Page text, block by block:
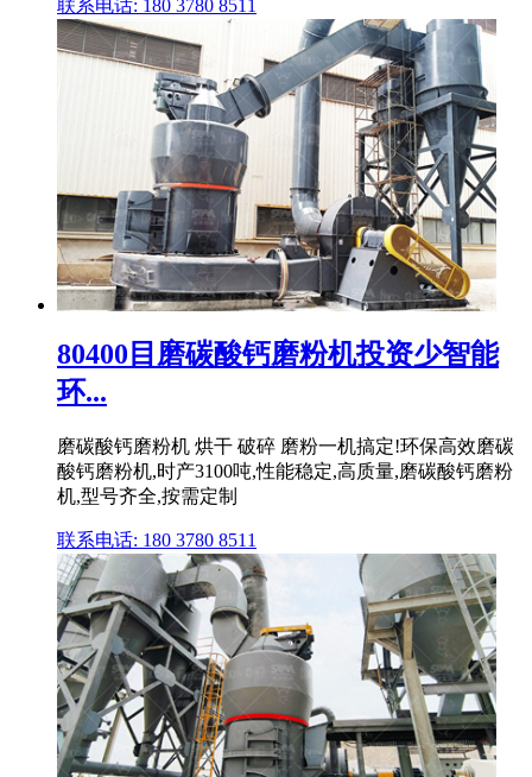
联系电话: 180 3780 8511
80400目磨碳酸钙磨粉机投资少智能
环...
磨碳酸钙磨粉机 烘干 破碎 磨粉一机搞定!环保高效磨碳
酸钙磨粉机,时产3100吨,性能稳定,高质量,磨碳酸钙磨粉
机,型号齐全,按需定制
联系电话: 180 3780 8511